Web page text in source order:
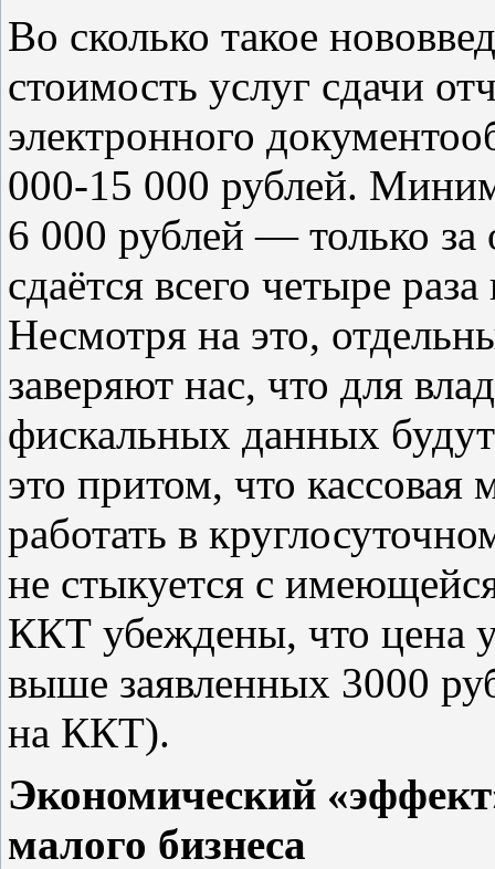
Во сколько такое
стоимость услуг сдачи
электронного
000-15 000 рублей.
6 000 рублей — только
сдаётся всего четыре
Несмотря на это,
заверяют нас, что для
фискальных данных
это притом, что
работать в
не стыкуется с
ККТ убеждены, что цена
выше заявленных 3000
на ККТ).
Экономический
малого бизнеса